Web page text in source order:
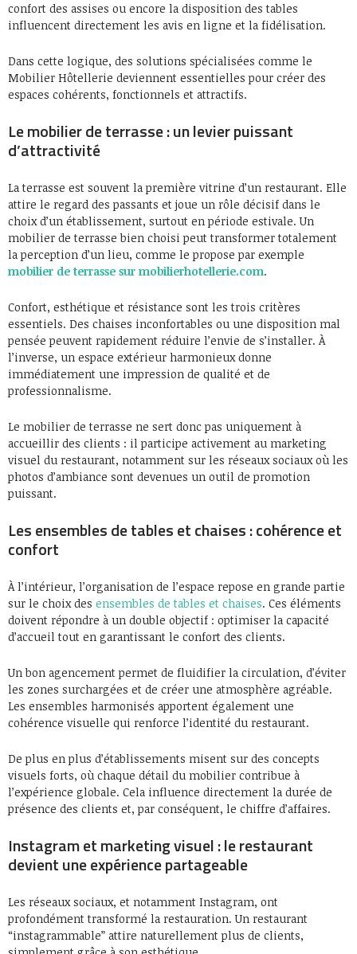
confort des assises ou encore la disposition des tables
influencent directement les avis en ligne et la fidélisation.
Dans cette logique, des solutions spécialisées comme le
Mobilier Hôtellerie deviennent essentielles pour créer des
espaces cohérents, fonctionnels et attractifs.
Le mobilier de terrasse : un levier puissant
d’attractivité
La terrasse est souvent la première vitrine d’un restaurant. Elle
attire le regard des passants et joue un rôle décisif dans le
choix d’un établissement, surtout en période estivale. Un
mobilier de terrasse bien choisi peut transformer totalement
la perception d’un lieu, comme le propose par exemple
mobilier de terrasse sur mobilierhotellerie.com.
Confort, esthétique et résistance sont les trois critères
essentiels. Des chaises inconfortables ou une disposition mal
pensée peuvent rapidement réduire l’envie de s’installer. À
l’inverse, un espace extérieur harmonieux donne
immédiatement une impression de qualité et de
professionnalisme.
Le mobilier de terrasse ne sert donc pas uniquement à
accueillir des clients : il participe activement au marketing
visuel du restaurant, notamment sur les réseaux sociaux où les
photos d’ambiance sont devenues un outil de promotion
puissant.
Les ensembles de tables et chaises : cohérence et
confort
À l’intérieur, l’organisation de l’espace repose en grande partie
sur le choix des ensembles de tables et chaises. Ces éléments
doivent répondre à un double objectif : optimiser la capacité
d’accueil tout en garantissant le confort des clients.
Un bon agencement permet de fluidifier la circulation, d’éviter
les zones surchargées et de créer une atmosphère agréable.
Les ensembles harmonisés apportent également une
cohérence visuelle qui renforce l’identité du restaurant.
De plus en plus d’établissements misent sur des concepts
visuels forts, où chaque détail du mobilier contribue à
l’expérience globale. Cela influence directement la durée de
présence des clients et, par conséquent, le chiffre d’affaires.
Instagram et marketing visuel : le restaurant
devient une expérience partageable
Les réseaux sociaux, et notamment Instagram, ont
profondément transformé la restauration. Un restaurant
“instagrammable” attire naturellement plus de clients,